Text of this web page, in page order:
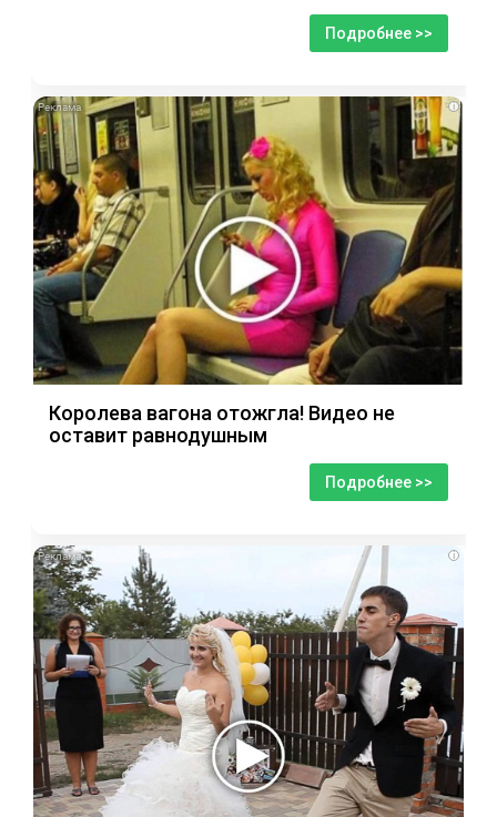
Подробнее >>
i
Королева вагона отожгла! Видео не
оставит равнодушным
Подробнее >>
i